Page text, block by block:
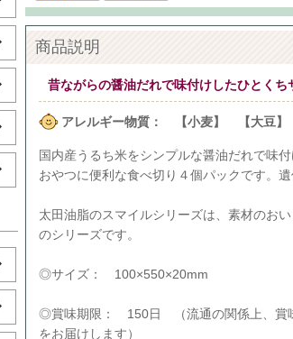
商品説明
昔ながらの醤油だれで味付けしたひとくち
アレルギー物質： 【小麦】 【大豆
国内産うるち米をシンプルな醤油だれで味
おやつに便利な食べ切り４個パックです。
太田油脂のスマイルシリーズは、素材のお
のシリーズです。
◎サイズ： 100×550×20mm
◎賞味期限： 150日 （流通の関係上、賞
をお届けします）